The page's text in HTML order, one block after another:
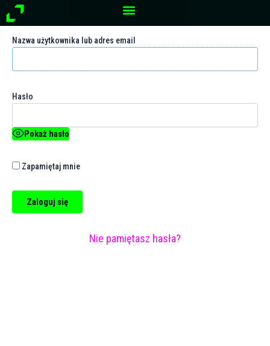
Przejdź
do
treści
Log In
Nazwa użytkownika lub adres email
Hasło
Pokaż hasło
Zapamiętaj mnie
Nie pamiętasz hasła?